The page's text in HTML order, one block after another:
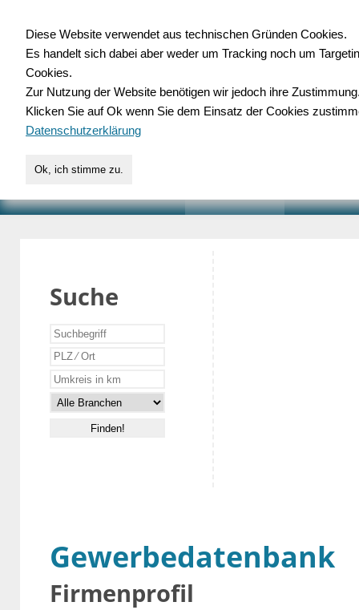
für Handwerk,
Suche
Gewerbedatenbank
Firmenprofil
Diese Website verwendet aus technischen Gründen Cookies.
Es handelt sich dabei aber weder um Tracking noch um
Cookies.
Zur Nutzung der Website benötigen wir jedoch ihre
Klicken Sie auf Ok wenn Sie dem Einsatz der Cookies
Datenschutzerklärung
Ok, ich stimme zu.